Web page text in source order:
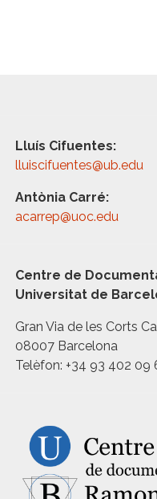
Lluís Cifuentes:
lluiscifuentes@ub.edu
Antònia Carré:
acarrep@uoc.edu
Centre de
Universitat de
Gran Via de les Corts
08007 Barcelona
Telèfon: +34 93 402 09